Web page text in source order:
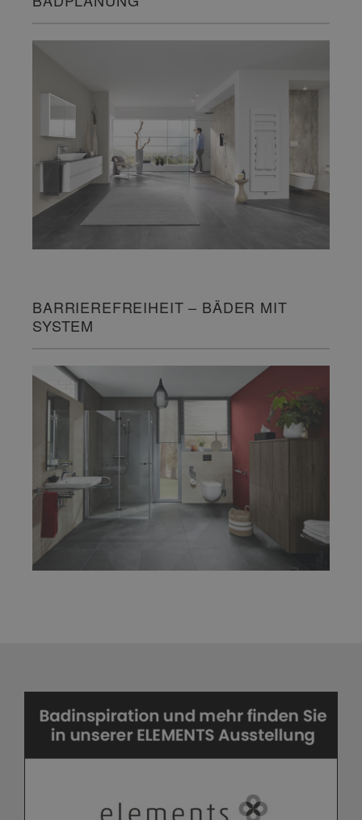
BARRIEREFREIHEIT – BÄDER MIT
SYSTEM